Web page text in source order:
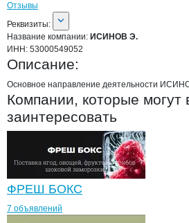
Отзывы
О компании
Реквизиты
Реквизиты:
Название компании: ИСИНОВ Э.
ИНН: 53000549052
Описание:
Основное направление деятельности
Компании, которые могут
заинтересовать
ФРЕШ БОКС
7 объявлений